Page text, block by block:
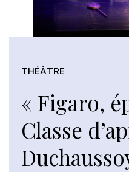
« Figaro,
Classe
THÉÂTRE